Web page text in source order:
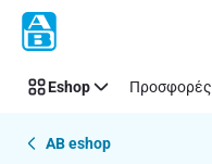
Παράλειψη
Eshop Προσφορές
AB eshop